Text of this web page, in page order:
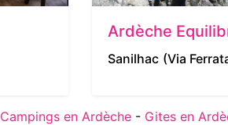
Ardèche
Sanilhac (Via
Campings en Ardèche - Gites en